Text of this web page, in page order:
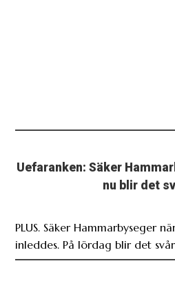
Uefaranken: Säker
nu blir det
PLUS. Säker Hammarbyseger
inleddes. På lördag blir det